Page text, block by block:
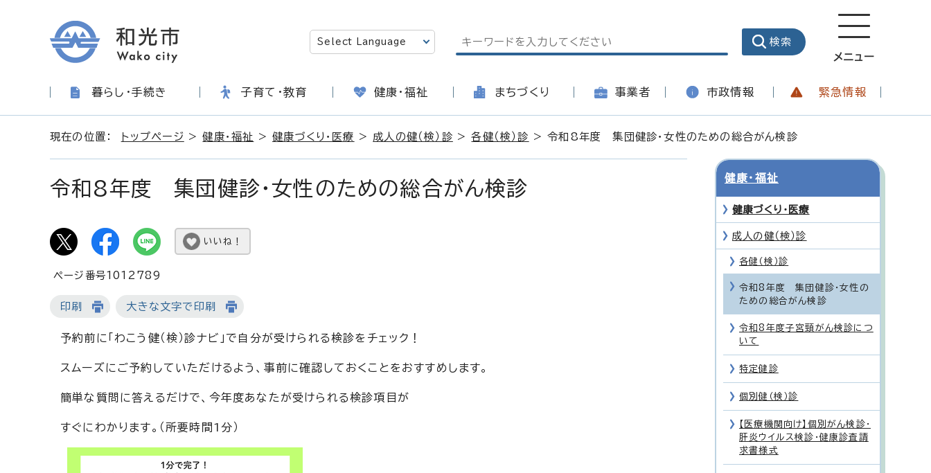
メニュー
暮らし・手続き 子育て・教育 健康・福祉 まちづくり 事業者 市政情報 緊急情報
現在の位置： トップページ >健康・福祉 >健康づくり・医療 > 成人の健（検）診 >各健（検）診 > 令和8年度 集団健診・女性のための総合がん検診
令和8年度 集団健診・女性のための総合がん検診
いいね！
ページ番号1012789
印刷 大きな文字で印刷
予約前に「わこう健（検）診ナビ」で自分が受けられる検診をチェック！
スムーズにご予約していただけるよう、事前に確認しておくことをおすすめします。
簡単な質問に答えるだけで、今年度あなたが受けられる検診項目が
すぐにわかります。（所要時間1分）
健康・福祉
健康づくり・医療
成人の健（検）診
各健（検）診
令和8年度 集団健診・女性の
ための総合がん検診
令和8年度子宮頸がん検診につ
いて
特定健診
個別健（検）診
【医療機関向け】個別がん検診・
肝炎ウイルス検診・健康診査請
求書様式